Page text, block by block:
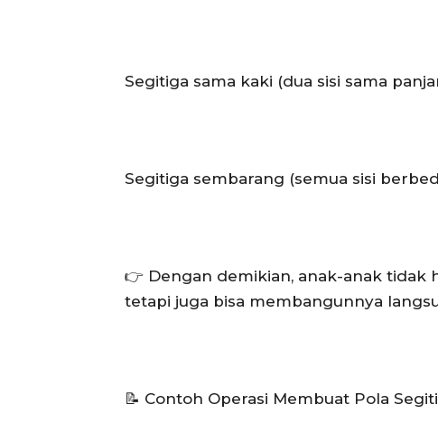
Segitiga sama kaki (dua sisi sama
Segitiga sembarang (semua sisi
👉 Dengan demikian, anak-anak tidak
tetapi juga bisa membangunnya
📝 Contoh Operasi Membuat Pola